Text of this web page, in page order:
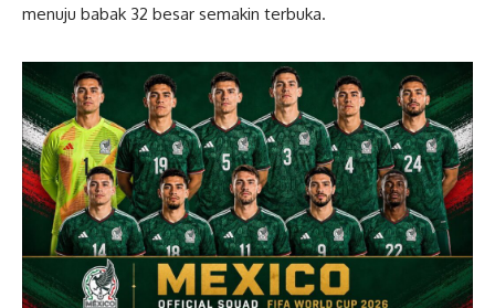
menuju babak 32 besar semakin terbuka.